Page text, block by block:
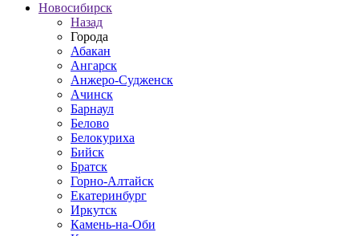
Новосибирск
Назад
Города
Абакан
Ангарск
Анжеро-Судженск
Ачинск
Барнаул
Белово
Белокуриха
Бийск
Братск
Горно-Алтайск
Екатеринбург
Иркутск
Камень-на-Оби